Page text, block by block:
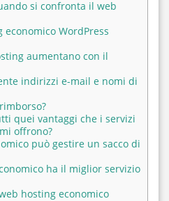
si confronta il web
WordPress
aumentano con il
indirizzi e-mail e nomi di
quei vantaggi che i servizi
offrono?
può gestire un sacco di
ha il miglior servizio
hosting economico